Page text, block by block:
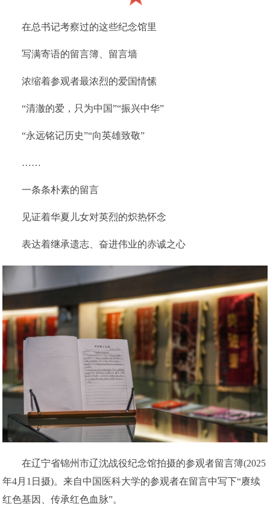
在总书记考察过的这些纪念馆里
写满寄语的留言簿、留言墙
浓缩着参观者最浓烈的爱国情愫
“清澈的爱，只为中国”“振兴中华”
“永远铭记历史”“向英雄致敬”
……
一条条朴素的留言
见证着华夏儿女对英烈的炽热怀念
表达着继承遗志、奋进伟业的赤诚之心
在辽宁省锦州市辽沈战役纪念馆拍摄的参观者留言簿(2025
年4月1日摄)。来自中国医科大学的参观者在留言中写下“赓续
红色基因、传承红色血脉”。